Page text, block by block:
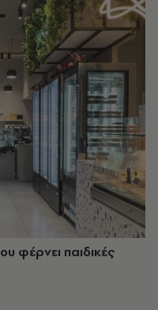
φέρνει παιδικές